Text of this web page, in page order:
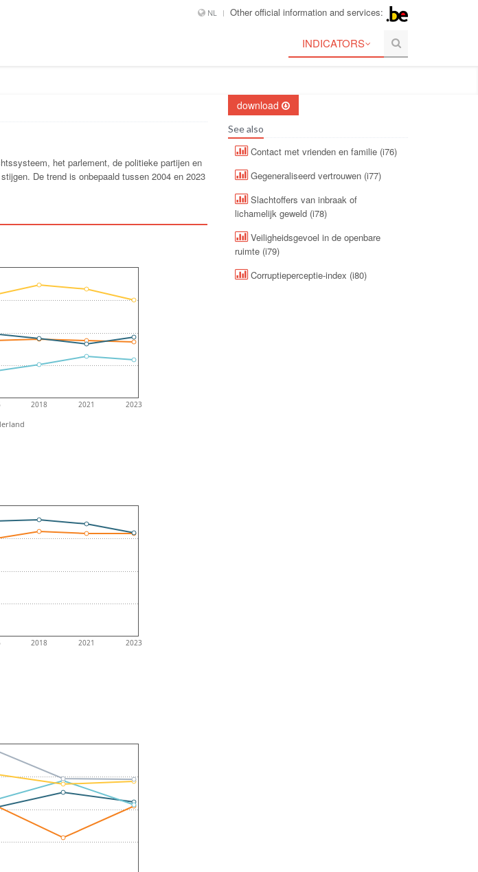
NL Other official information and services:
INDICATORS
het parlement, de politieke partijen en
De trend is onbepaald tussen 2004 en 2023
2018 2021 2023
2018 2021 2023
download
See also
Contact met vrienden en familie (i76)
Gegeneraliseerd vertrouwen (i77)
Slachtoffers van inbraak of
lichamelijk geweld (i78)
Veiligheidsgevoel in de openbare
ruimte (i79)
Corruptieperceptie-index (i80)